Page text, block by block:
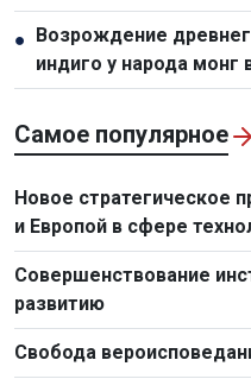
● Возрождение
индиго у народа монг
Шонла)
Самое популярное
Новое стратегическое
и Европой в сфере
Совершенствование
развитию
Свобода